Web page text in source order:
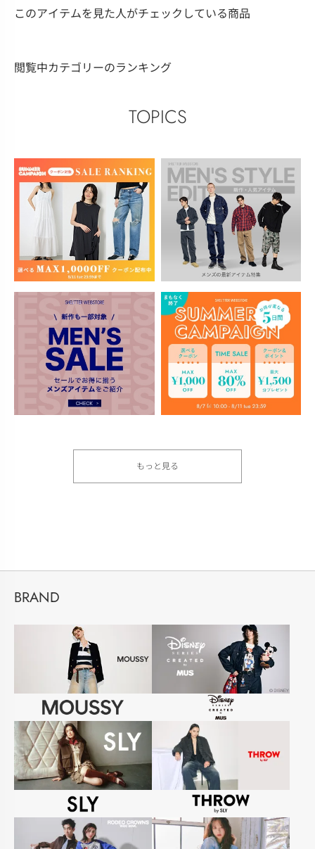
このアイテムを見た人がチェックしている商品
閲覧中カテゴリーのランキング
TOPICS
もっと見る
BRAND